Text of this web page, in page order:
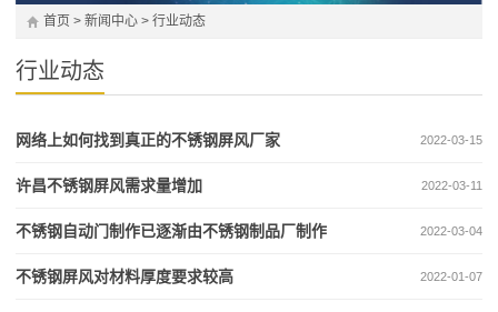
首页 > 新闻中心 > 行业动态
行业动态
2022-03-15
网络上如何找到真正的不锈钢屏风厂家
2022-03-11
许昌不锈钢屏风需求量增加
2022-03-04
不锈钢自动门制作已逐渐由不锈钢制品厂制作
2022-01-07
不锈钢屏风对材料厚度要求较高